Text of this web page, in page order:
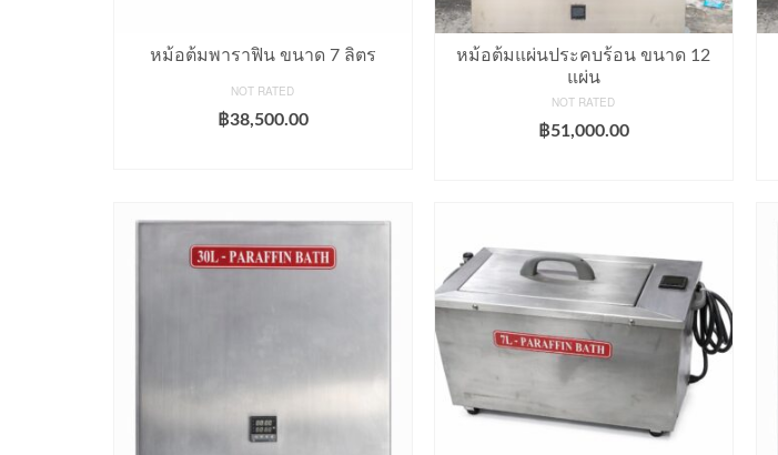
หม้อต้มพาราฟิน ขนาด 7 ลิตร
NOT RATED
฿38,500.00
หม้อต้มแผ่นประคบร้อน ขนาด 12
แผ่น
NOT RATED
฿51,000.00